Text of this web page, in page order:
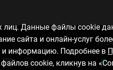
лиц. Данные файлы cookie
сайта и онлайн-услуг
и информацию. Подробнее в
cookie, кликнув на